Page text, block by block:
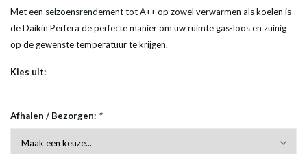
Met een seizoensrendement tot A++ op zowel verwarmen als koelen is
de Daikin Perfera de perfecte manier om uw ruimte gas-loos en zuinig
op de gewenste temperatuur te krijgen.
Kies uit:
Afhalen / Bezorgen: *